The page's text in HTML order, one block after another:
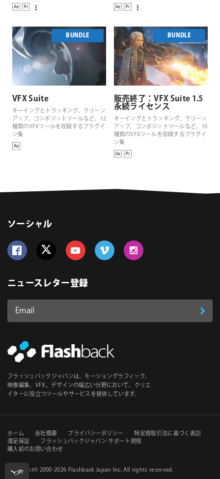
BUNDLE
VFX Suite
キーイングとトラッキング、クリーン
アップ、コンポジットツールなど、12
種類のVFXツールを収録するプラグイ
ン集
BUNDLE
販売終了：VFX Suite 1.5
永続ライセンス
キーイングとトラッキング、クリーン
アップ、コンポジットツールなど、10
種類のVFXツールを収録するプラグイ
ン集
ソーシャル
ニュースレター登録
Email
ス
必
須
登
フラッシュバックジャパンは、モーショングラフィック、
映像編集、VFX、デザインの幅広い分野において、クリエ
イターに役立つツールやサービスを提供しています。
セ
カ
ン
ホーム 会社概要 プライバシーポリシー
特定商取引法に基づく表記
満足保証
フラッシュバックジャパン サポート規程
購入前のお問い合わせ
Copyright© 2000-2026 Flashback Japan Inc. All rights reserved.